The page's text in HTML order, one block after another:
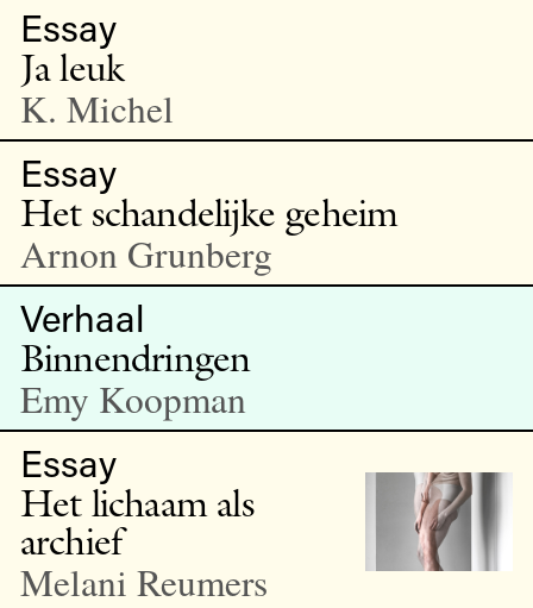
Essay
Ja leuk
K. Michel
Essay
Het schandelijke geheim
Arnon Grunberg
Verhaal
Binnendringen
Emy Koopman
Essay
Het lichaam als
archief
Melani Reumers